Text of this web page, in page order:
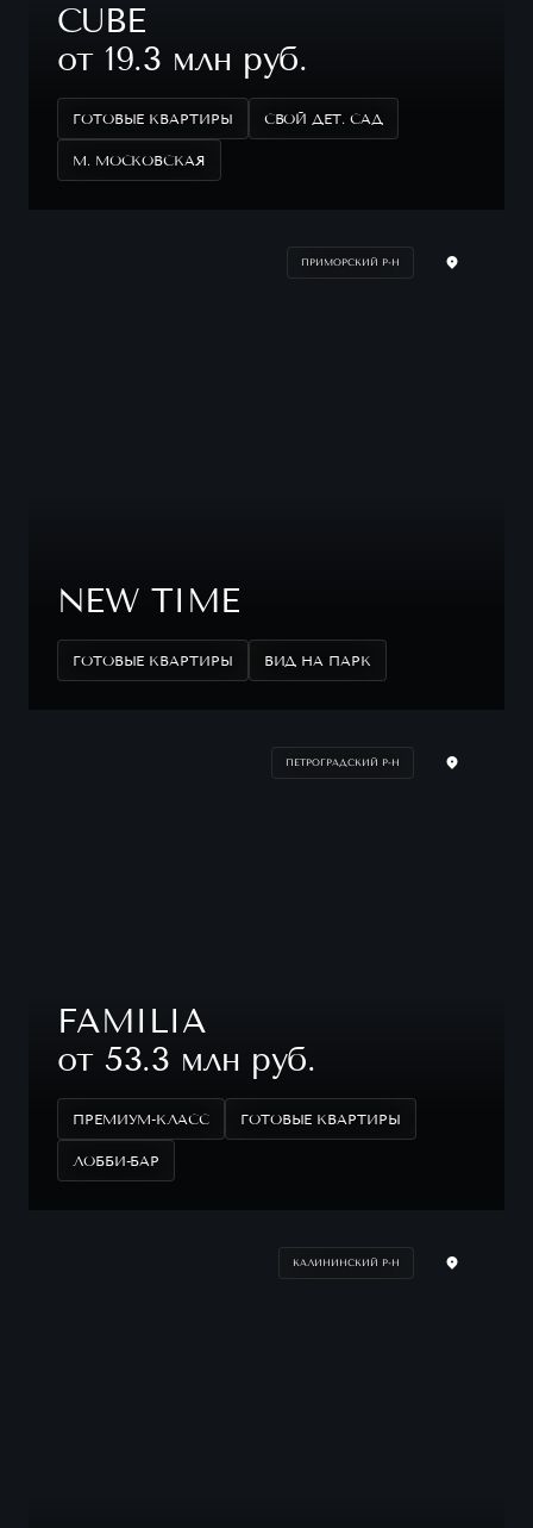
CUBE
от 19.3 млн руб.
ГОТОВЫЕ КВАРТИРЫ СВОЙ ДЕТ. САД
М. МОСКОВСКАЯ
ПРИМОРСКИЙ Р-Н
NEW TIME
ГОТОВЫЕ КВАРТИРЫ ВИД НА ПАРК
ПЕТРОГРАДСКИЙ Р-Н
FAMILIA
от 53.3 млн руб.
ПРЕМИУМ-КЛАСС ГОТОВЫЕ КВАРТИРЫ
ЛОББИ-БАР
КАЛИНИНСКИЙ Р-Н